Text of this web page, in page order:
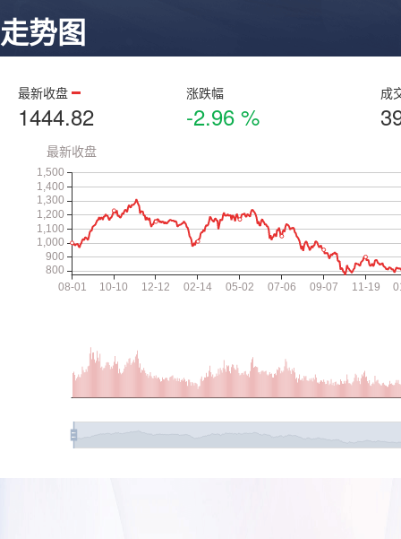
走势图
最新收盘
1444.82
涨跌幅
-2.96 %
成